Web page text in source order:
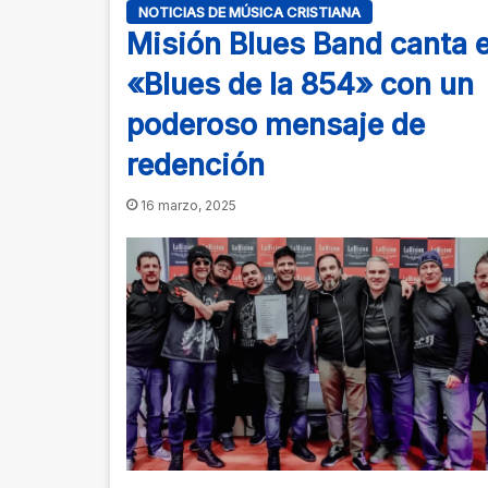
NOTICIAS DE MÚSICA CRISTIANA
Misión Blues Band canta
«Blues de la 854» con un
poderoso mensaje de
redención
16 marzo, 2025